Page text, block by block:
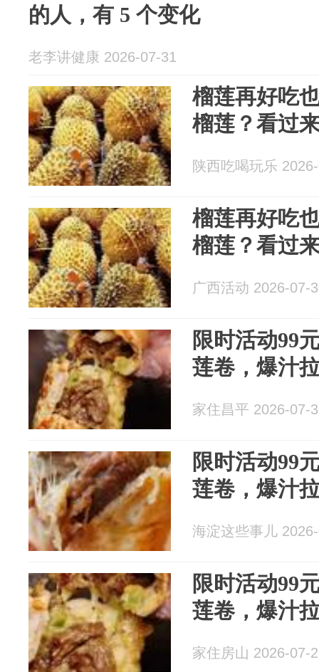
的人，有 5 个变化
老李讲健康 2026-07-31
榴莲再好吃
榴莲？看过
陕西吃喝玩乐
榴莲再好吃
榴莲？看过
广西活动 2026-07-
限时活动99
莲卷，爆汁
家住昌平 2026-07-
限时活动99
莲卷，爆汁
海淀这些事儿
限时活动99
莲卷，爆汁
家住房山 2026-07-